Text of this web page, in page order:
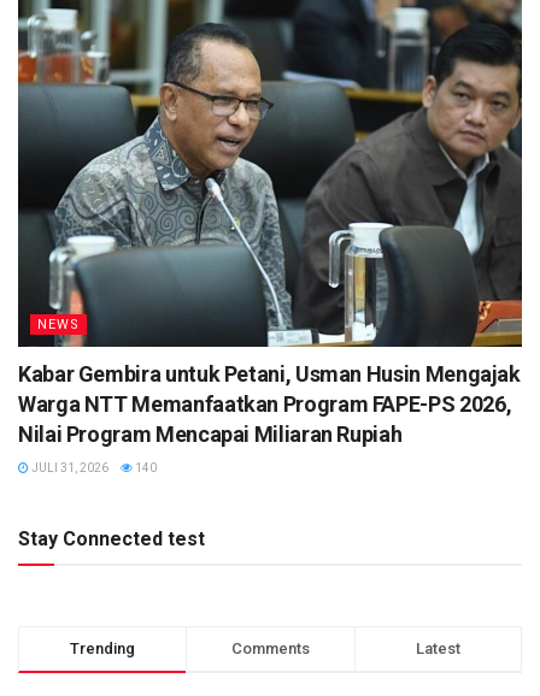
NEWS
Kabar Gembira untuk Petani, Usman Husin Mengajak
Warga NTT Memanfaatkan Program FAPE-PS 2026,
Nilai Program Mencapai Miliaran Rupiah
JULI 31, 2026 140
Stay Connected test
Trending Comments Latest